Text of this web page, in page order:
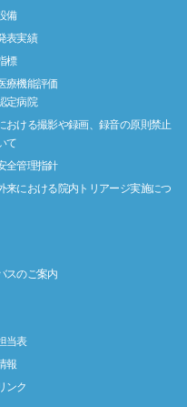
備
表実績
標
療機能評価
定病院
おける撮影や録画、録音の原則禁止
て
全管理指針
来における院内トリアージ実施につ
スのご案内
当表
報
ンク